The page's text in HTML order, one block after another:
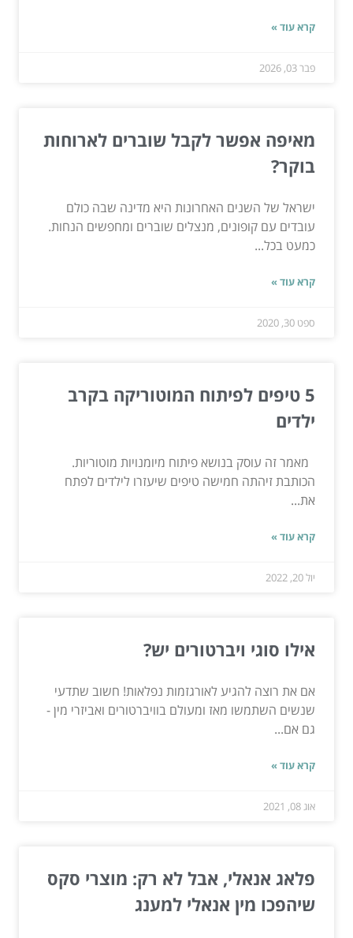
קרא עוד »
פבר 03, 2026
מאיפה אפשר לקבל שוברים לארוחות
בוקר?
ישראל של השנים האחרונות היא מדינה שבה כולם
עובדים עם קופונים, מנצלים שוברים ומחפשים הנחות.
כמעט בכל...
קרא עוד »
ספט 30, 2020
5 טיפים לפיתוח המוטוריקה בקרב
ילדים
מאמר זה עוסק בנושא פיתוח מיומנויות מוטוריות.
הכותבת זיהתה חמישה טיפים שיעזרו לילדים לפתח
את...
קרא עוד »
יול 20, 2022
אילו סוגי ויברטורים יש?
אם את רוצה להגיע לאורגזמות נפלאות! חשוב שתדעי
שנשים השתמשו מאז ומעולם בוויברטורים ואביזרי מין -
גם אם...
קרא עוד »
אוג 08, 2021
פלאג אנאלי, אבל לא רק: מוצרי סקס
שיהפכו מין אנאלי למענג